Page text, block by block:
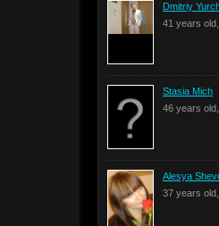
Dmitriy
41 years
Stasia Mich
46 years
Alesya
37 years